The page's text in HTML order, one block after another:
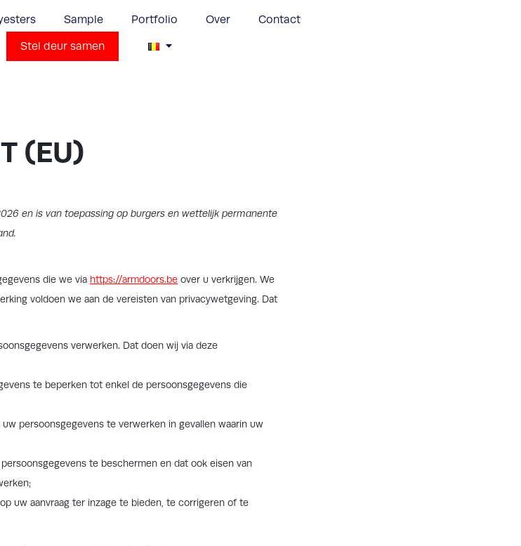
Sample Portfolio Over Contact
Stel deur samen
(EU)
en is van toepassing op burgers en wettelijk permanente
die we via https://armdoors.be over u verkrijgen. We
voldoen we aan de vereisten van privacywetgeving. Dat
verwerken. Dat doen wij via deze
te beperken tot enkel de persoonsgegevens die
persoonsgegevens te verwerken in gevallen waarin uw
te beschermen en dat ook eisen van
uw aanvraag ter inzage te bieden, te corrigeren of te